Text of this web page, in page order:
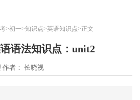
>初一>知识点>英语知识点>正文
语法知识点：unit2
作者： 长晓视